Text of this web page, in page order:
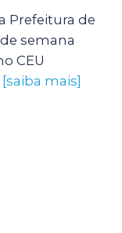
Prefeitura de
semana
CEU
[saiba mais]